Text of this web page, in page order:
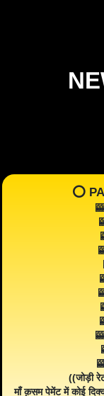
⭕️
((जोड़ी
माँ क़सम पेमेंट में कोई